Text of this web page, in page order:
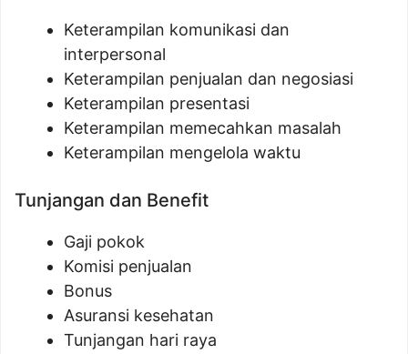
Keterampilan komunikasi dan
interpersonal
Keterampilan penjualan dan negosiasi
Keterampilan presentasi
Keterampilan memecahkan masalah
Keterampilan mengelola waktu
Tunjangan dan Benefit
Gaji pokok
Komisi penjualan
Bonus
Asuransi kesehatan
Tunjangan hari raya